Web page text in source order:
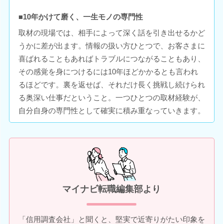
■10年かけて磨く、一生モノの専門性
取材の現場では、相手によって深く話を引き出せるかど
うかに差が出ます。情報の扱い方ひとつで、お客さまに
喜ばれることもあればトラブルにつながることもあり、
その感覚を身につけるには10年ほどかかるとも言われ
るほどです。裏を返せば、それだけ長く挑戦し続けられ
る奥深い仕事だということ。一つひとつの取材経験が、
自分自身の専門性として確実に積み重なっていきます。
マイナビ転職編集部より
「信用調査会社」と聞くと、堅実で近寄りがたい印象を